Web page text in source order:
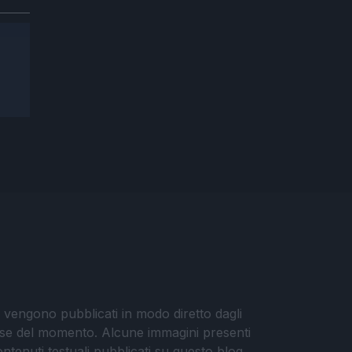
pubblicati in modo diretto dagli
del momento. Alcune immagini presenti